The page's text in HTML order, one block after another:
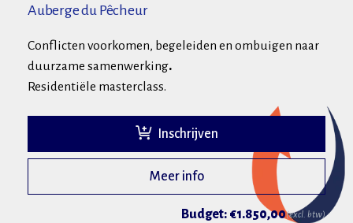
Auberge du Pêcheur
Conflicten voorkomen, begeleiden en ombuigen naar
duurzame samenwerking.
Residentiële masterclass.
Inschrijven
Meer info
Budget: €1.850,00(excl. btw)